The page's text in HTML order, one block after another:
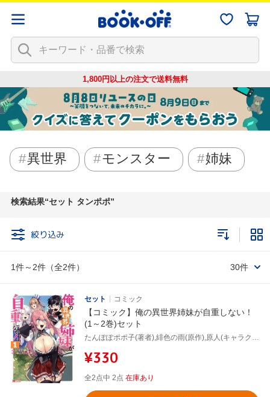
1,800円以上の注文で送料無料
異世界 モンスター 姉妹
検索結果 セット タンポポ
絞り込み
1件～2件（全2件） 30件
セット コミック
【コミック】俺の異世界姉妹が自重しない！
(1～2巻)セット
¥330
全2点中 2点 在庫あり